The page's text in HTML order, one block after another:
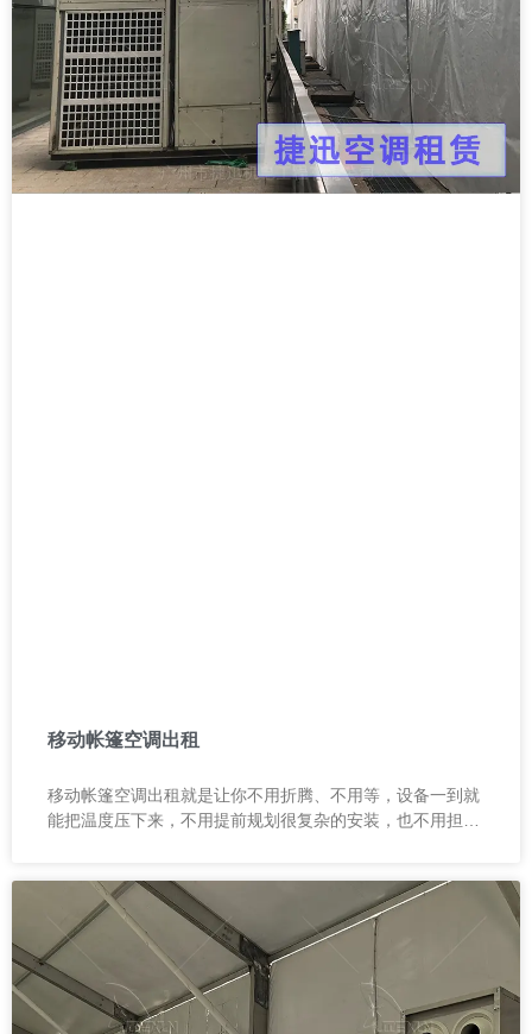
移动帐篷空调出租
移动帐篷空调出租就是让你不用折腾、不用等，设备一到就
能把温度压下来，不用提前规划很复杂的安装，也不用担心